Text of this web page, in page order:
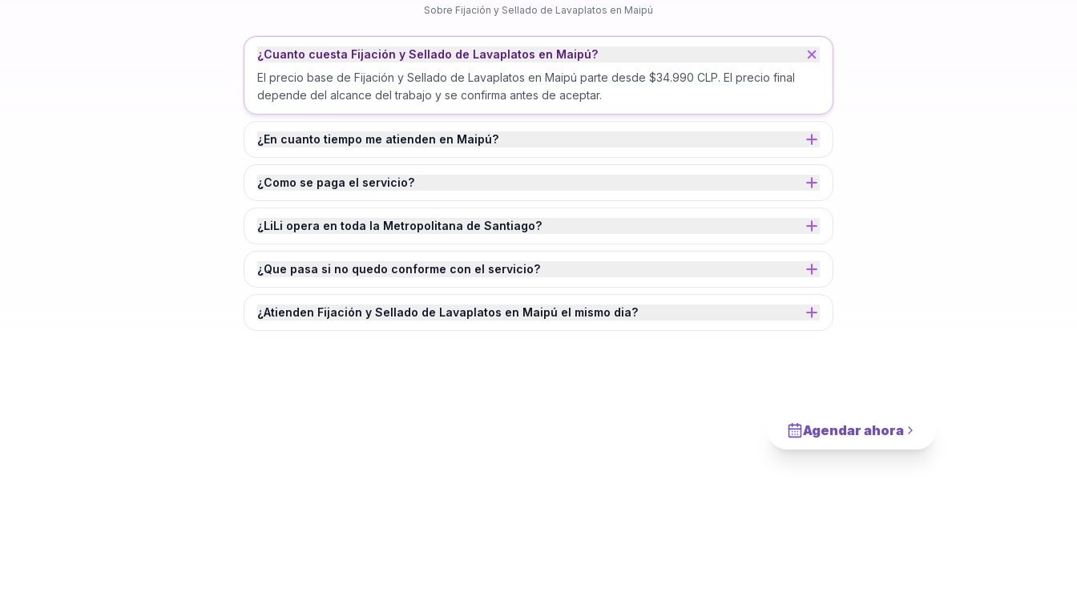
Sobre Fijación y Sellado de Lavaplatos en Maipú
¿Cuanto cuesta Fijación y Sellado de Lavaplatos en Maipú?
El precio base de Fijación y Sellado de Lavaplatos en Maipú parte desde $34.990 CLP. El precio final
depende del alcance del trabajo y se confirma antes de aceptar.
¿En cuanto tiempo me atienden en Maipú?
¿Como se paga el servicio?
¿LiLi opera en toda la Metropolitana de Santiago?
¿Que pasa si no quedo conforme con el servicio?
¿Atienden Fijación y Sellado de Lavaplatos en Maipú el mismo dia?
Agendar ahora